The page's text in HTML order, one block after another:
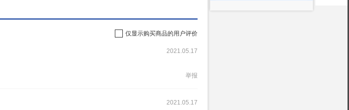
仅显示购买商品的用户评价
2021.05.17
举报
2021.05.17